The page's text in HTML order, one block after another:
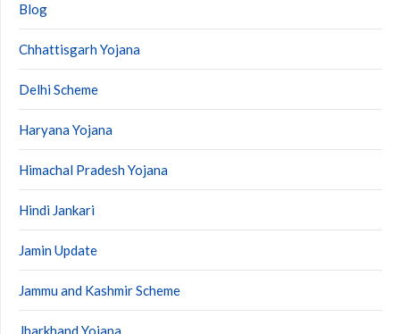
Blog
Chhattisgarh Yojana
Delhi Scheme
Haryana Yojana
Himachal Pradesh Yojana
Hindi Jankari
Jamin Update
Jammu and Kashmir Scheme
Jharkhand Yojana